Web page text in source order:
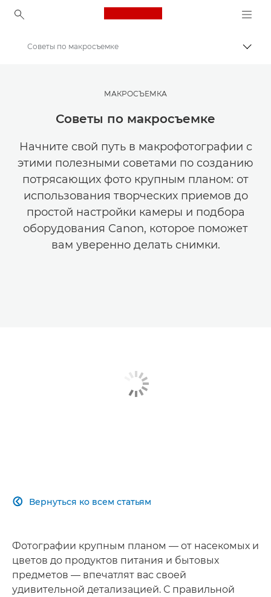
Canon Logo, back to
Мастерская творчества | Советы по фотографии и печати и руководства для покупателей
Советы и технические приемы по фотографии и печати
Советы по макросъемке
МАКРОСЪЕМКА
Советы по макросъемке
Начните свой путь в макрофотографии с
этими полезными советами по созданию
потрясающих фото крупным планом: от
использования творческих приемов до
простой настройки камеры и подбора
оборудования Canon, которое поможет
вам уверенно делать снимки.
Вернуться ко всем статьям

Фотографии крупным планом — от насекомых и
цветов до продуктов питания и бытовых
предметов — впечатлят вас своей
удивительной детализацией. С правильной